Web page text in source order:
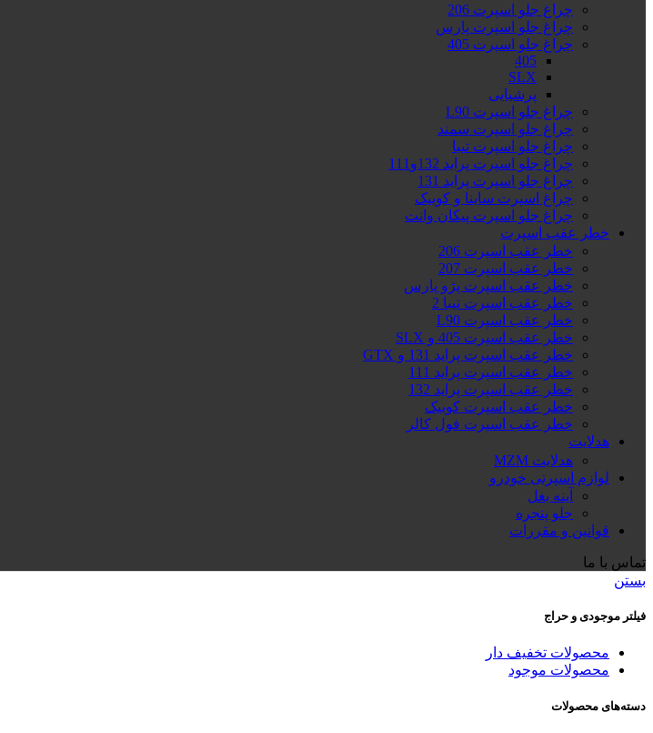
چراغ جلو اسپرت 206
چراغ جلو اسپرت پارس
چراغ جلو اسپرت 405
405
SLX
پرشیایی
چراغ جلو اسپرت L90
چراغ جلو اسپرت سمند
چراغ جلو اسپرت تیبا
چراغ جلو اسپرت پراید 132و111
چراغ جلو اسپرت پراید 131
چراغ اسپرت ساینا و کوییک
چراغ جلو اسپرت پیکان وانت
خطر عقب اسپرت
خطر عقب اسپرت 206
خطر عقب اسپرت 207
خطر عقب اسپرت پژو پارس
خطر عقب اسپرت تیبا 2
خطر عقب اسپرت L90
خطر عقب اسپرت 405 و SLX
خطر عقب اسپرت پراید 131 و GTX
خطر عقب اسپرت پراید 111
خطر عقب اسپرت پراید 132
خطر عقب اسپرت کوییک
خطر عقب اسپرت فول کالر
هدلایت
هدلایت MZM
لوازم اسپرتی خودرو
آینه بغل
جلو پنجره
قوانین و مقررات
تماس با ما
بستن
فیلتر موجودی و حراج
محصولات تخفیف دار
محصولات موجود
دسته‌های محصولات